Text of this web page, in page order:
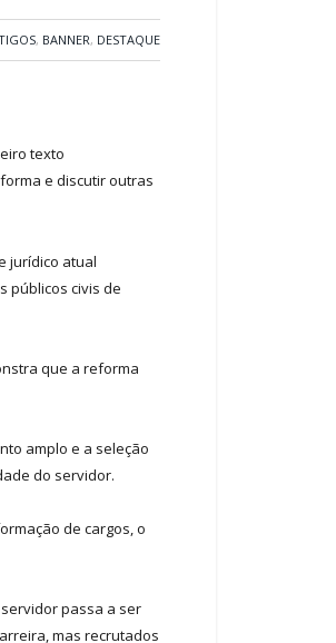
, BANNER, DESTAQUE
texto
e discutir outras
jurídico atual
públicos civis de
que a reforma
amplo e a seleção
do servidor.
de cargos, o
passa a ser
mas recrutados